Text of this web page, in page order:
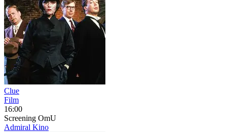
Clue
Film
16:00
Screening OmU
Admiral Kino